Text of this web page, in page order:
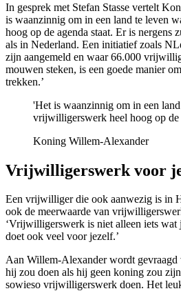
In gesprek met Stefan Stasse vertelt
is waanzinnig om in een land te leven
hoog op de agenda staat. Er is
als in Nederland. Een initiatief zoals
zijn aangemeld en waar 66.000
mouwen steken, is een goede manier
trekken.’
'Het is waanzinnig om in een
vrijwilligerswerk heel hoog op de
Koning Willem-Alexander
Vrijwilligerswerk voor
Een vrijwilliger die ook aanwezig is in
ook de meerwaarde van
‘Vrijwilligerswerk is niet alleen iets wat
doet ook veel voor jezelf.’
Aan Willem-Alexander wordt
hij zou doen als hij geen koning zou
sowieso vrijwilligerswerk doen. Het